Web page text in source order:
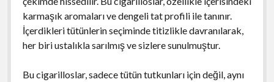
karmaşık aromaları ve dengeli tat profili ile tanınır.
İçerdikleri tütünlerin seçiminde titizlikle davranılarak,
her biri ustalıkla sarılmış ve sizlere sunulmuştur.
Bu cigarilloslar, sadece tütün tutkunları için değil, aynı